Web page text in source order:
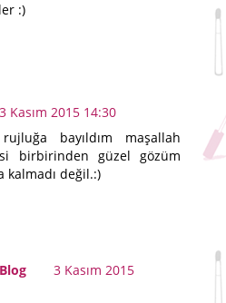
:)
3 Kasım 2015 14:30
bayıldım maşallah
birbirinden güzel gözüm
değil.:)
3 Kasım 2015